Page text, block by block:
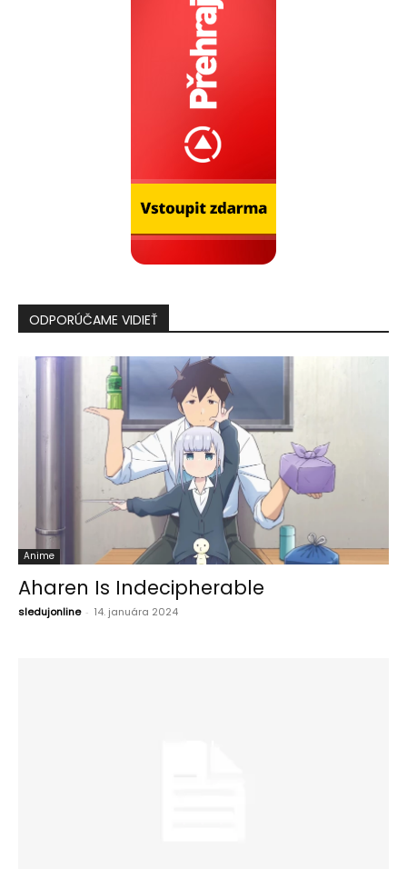
ODPORÚČAME VIDIEŤ
Anime
Aharen Is Indecipherable
sledujonline - 14. januára 2024